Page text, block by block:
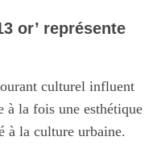
or’ représente
culturel influent
à la fois une esthétique
à la culture urbaine.